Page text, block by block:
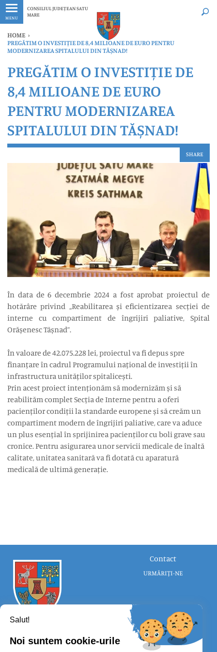
MENU
CONSILIUL JUDEȚEAN SATU
MARE
Ultimele
HOME ›
PREGĂTIM O INVESTIȚIE DE 8,4 MILIOANE DE EURO PENTRU
MODERNIZAREA SPITALULUI DIN TĂȘNAD!
PREGĂTIM O INVESTIȚIE DE
8,4 MILIOANE DE EURO
PENTRU MODERNIZAREA
SPITALULUI DIN TĂȘNAD!
SHARE
În data de 6 decembrie 2024 a fost aprobat proiectul de
hotărâre privind „Reabilitarea și eficientizarea secției de
interne cu compartiment de îngrijiri paliative, Spital
Orășenesc Tășnad”.
În valoare de 42.075.228 lei, proiectul va fi depus spre
finanțare în cadrul Programului național de investiții în
infrastructura unităților spitalicești.
Prin acest proiect intenționăm să modernizăm și să
reabilităm complet Secția de Interne pentru a oferi
pacienților condiții la standarde europene și să creăm un
compartiment modern de îngrijiri paliative, care va aduce
un plus esențial în sprijinirea pacienților cu boli grave sau
cronice. Pentru asigurarea unor servicii medicale de înaltă
calitate, unitatea sanitară va fi dotată cu aparatură
medicală de ultimă generație.
CONSILIUL JUDEȚEAN SATU MARE
Contact
URMĂRIȚI-NE
Salut!
Noi suntem cookie-urile